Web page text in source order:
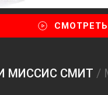
СМОТРЕТЬ
МИССИС СМИТ /